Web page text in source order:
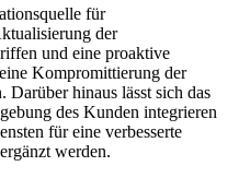
für
der
und eine proaktive
Kompromittierung der
hinaus lässt sich das
des Kunden integrieren
für eine verbesserte
werden.